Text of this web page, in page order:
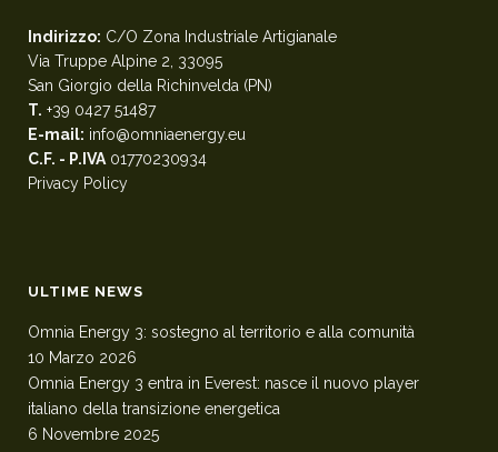
Indirizzo: C/O Zona Industriale Artigianale
Via Truppe Alpine 2, 33095
San Giorgio della Richinvelda (PN)
T. +39 0427 51487
E-mail: info@omniaenergy.eu
C.F. - P.IVA 01770230934
Privacy Policy
ULTIME NEWS
Omnia Energy 3: sostegno al territorio e alla comunità
10 Marzo 2026
Omnia Energy 3 entra in Everest: nasce il nuovo player
italiano della transizione energetica
6 Novembre 2025